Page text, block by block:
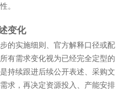
。
变化
的实施细则、官方解释口径或配
有需求变化视为已经完全定型的
持续跟进后续公开表述、采购文
求，再决定资源投入、产能安排